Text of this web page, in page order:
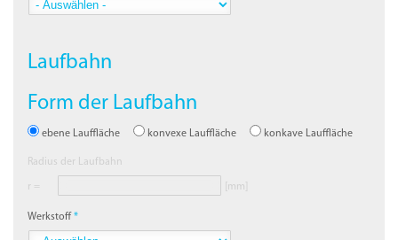
Laufbahn
Form der Laufbahn
ebene Lauffläche konvexe Lauffläche konkave Lauffläche
Radius der Laufbahn
r = [mm]
Werkstoff